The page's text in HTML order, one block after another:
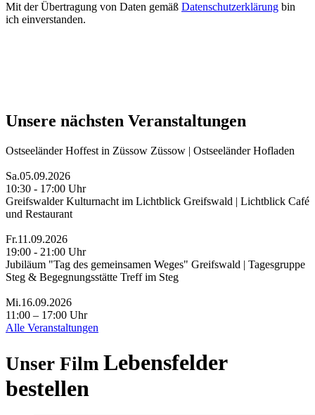
Mit der Übertragung von Daten gemäß Datenschutzerklärung bin
ich einverstanden.
Unsere nächsten Veranstaltungen
Ostseeländer Hoffest in Züssow Züssow | Ostseeländer Hofladen
Sa.05.09.2026
10:30 - 17:00 Uhr
Greifswalder Kulturnacht im Lichtblick Greifswald | Lichtblick Café
und Restaurant
Fr.11.09.2026
19:00 - 21:00 Uhr
Jubiläum "Tag des gemeinsamen Weges" Greifswald | Tagesgruppe
Steg & Begegnungsstätte Treff im Steg
Mi.16.09.2026
11:00 – 17:00 Uhr
Alle Veranstaltungen
Unser Film Lebensfelder
bestellen